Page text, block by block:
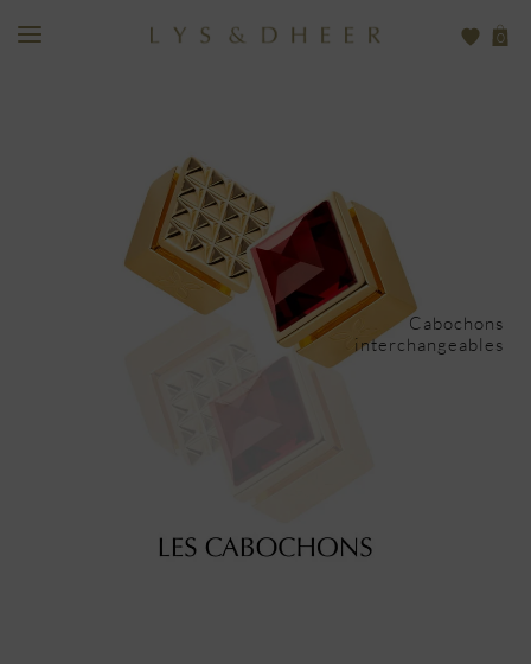
0
Cabochons
interchangeables